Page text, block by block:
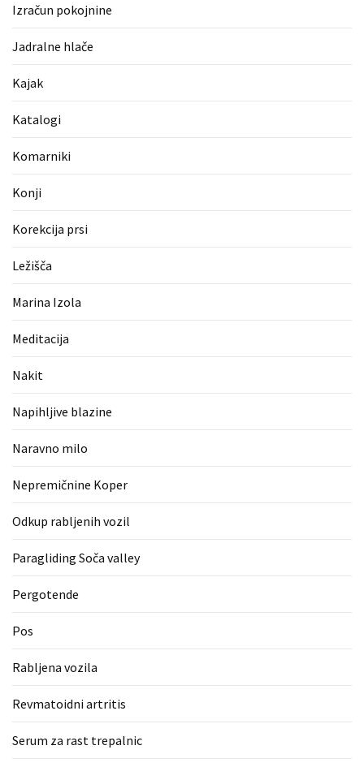
Izračun
(1)
Napihljive
(1)
Fitnes
(1)
Vodovod
(1)
Blefaroplastika
rokavice
(1)
Izračun pokojnine
Jadralne hlače
Kajak
Katalogi
Komarniki
Konji
Korekcija prsi
Ležišča
Marina Izola
Meditacija
Nakit
Napihljive blazine
Naravno milo
Nepremičnine Koper
Odkup rabljenih vozil
Paragliding Soča valley
Pergotende
Pos
Rabljena vozila
Revmatoidni artritis
Serum za rast trepalnic